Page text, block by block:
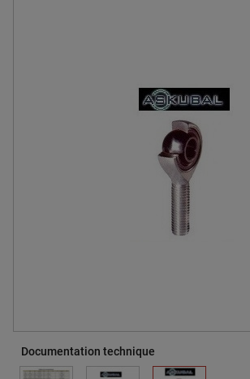
Documentation technique